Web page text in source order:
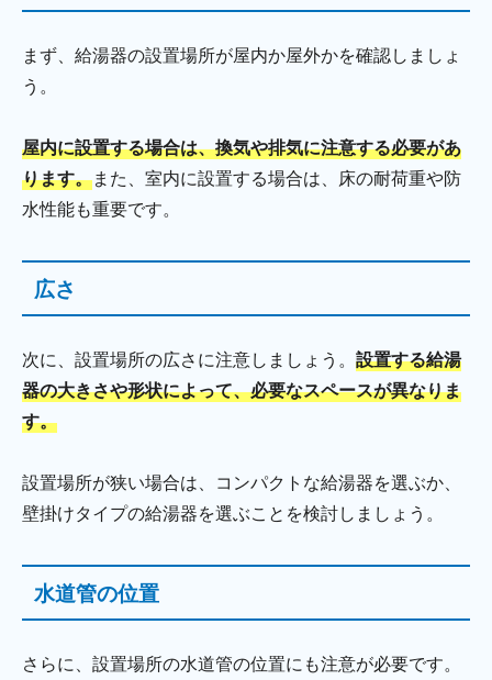
まず、給湯器の設置場所が屋内か屋外かを確認しましょ
う。
屋内に設置する場合は、換気や排気に注意する必要があ
ります。また、室内に設置する場合は、床の耐荷重や防
水性能も重要です。
広さ
次に、設置場所の広さに注意しましょう。 設置する給湯
器の大きさや形状によって、必要なスペースが異なりま
す。
設置場所が狭い場合は、コンパクトな給湯器を選ぶか、
壁掛けタイプの給湯器を選ぶことを検討しましょう。
水道管の位置
さらに、設置場所の水道管の位置にも注意が必要です。